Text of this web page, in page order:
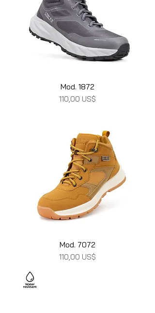
Mod. 1872
Precio
110,00 US$
Mod. 7072
Precio
110,00 US$